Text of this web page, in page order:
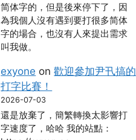
简体字的，但是後來停下了，因
為我個人沒有遇到要打很多简体
字的場合，也沒有人來提出需求
叫我做。
exyone on歡迎參加尹卂搞的
打字比賽！
2026-07-03
還是放棄了，簡繁轉換太影響打
字速度了，哈哈 我的站點：